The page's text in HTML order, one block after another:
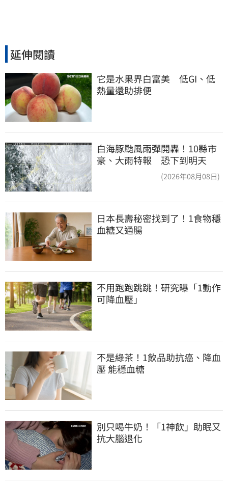
延伸閱讀
它是水果界白富美　低GI、低
熱量還助排便
白海豚颱風雨彈開轟！10縣市
豪、大雨特報 恐下到明天
(2026年08月08日)
日本長壽秘密找到了！1食物穩
血糖又通腸
不用跑跑跳跳！研究曝「1動作
可降血壓」
不是綠茶！1飲品助抗癌、降血
壓 能穩血糖
別只喝牛奶！「1神飲」助眠又
抗大腦退化